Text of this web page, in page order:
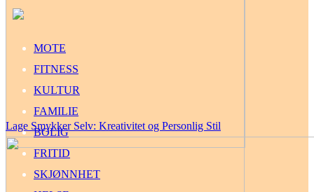
Lage Smykker Selv: Kreativitet og Personlig Stil
MOTE
FITNESS
KULTUR
FAMILIE
BOLIG
FRITID
SKJØNNHET